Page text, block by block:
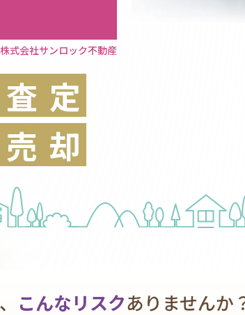
式会社サンロック不動産
査 定
売 却
こんなリスクありませんか